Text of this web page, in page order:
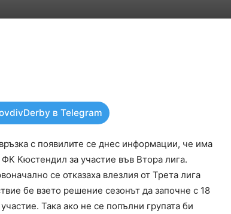
в Telegram
с появилите се днес информации, че има
Кюстендил за участие във Втора лига.
се отказаха влезлия от Трета лига
бе взето решение сезонът да започне с 18
Така ако не се попълни групата би